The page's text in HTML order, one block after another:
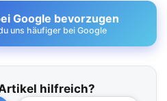
Google bevorzugen
uns häufiger bei Google
hilfreich?